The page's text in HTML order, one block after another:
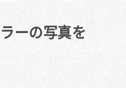
』と自分が思え
だのが、BMW正
を増やす
ーの写真を